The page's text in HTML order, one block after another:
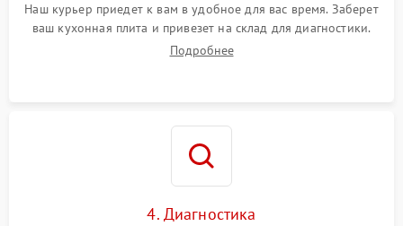
Наш курьер приедет к вам в удобное для вас время. Заберет
ваш кухонная плита и привезет на склад для диагностики.
Подробнее
4. Диагностика